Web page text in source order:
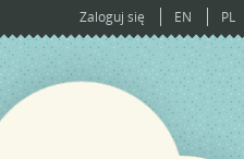
Zaloguj się EN PL